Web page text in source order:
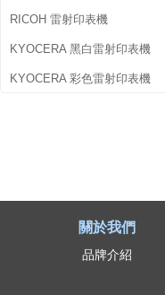
RICOH 雷射印表機
KYOCERA 黑白雷射印表機
KYOCERA 彩色雷射印表機
關於我們
品牌介紹